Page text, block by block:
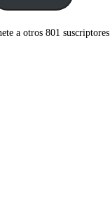
a otros 801 suscriptores